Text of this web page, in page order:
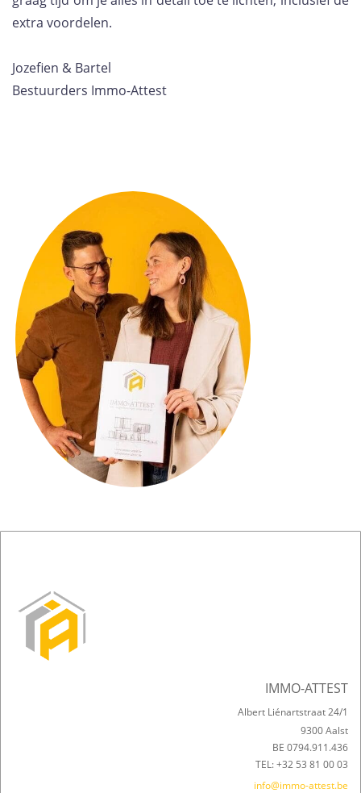
extra voordelen.
Jozefien & Bartel
Bestuurders Immo-Attest
IMMO-ATTEST
Albert Liénartstraat 24/1
9300 Aalst
BE 0794.911.436
TEL: +32 53 81 00 03
info@immo-attest.be